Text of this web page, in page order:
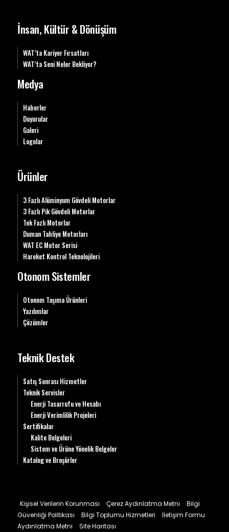
İnsan, Kültür & Dönüşüm
WAT’ta Kariyer Fırsatları
WAT’ta Seni Neler Bekliyor?
Medya
Haberler
Duyurular
Galeri
Logolar
Ürünler
3 Fazlı Alüminyum Gövdeli Motorlar
3 Fazlı Pik Gövdeli Motorlar
Tek Fazlı Motorlar
Duman Tahliye Motorları
WAT EC Motor Serisi
Hareket Kontrol Teknolojileri
Otonom Sistemler
Otonom Taşıma Ürünleri
Yazılımlar
Çözümler
Teknik Destek
Satış Sonrası Hizmetler
Teknik Servisler
Enerji Tasarrufu ve Hesabı
Enerji Verimlilik Projeleri
Sertifikalar
Kalite Belgeleri
Sistem ve Ürüne Yönelik Belgeler
Katalog ve Broşürler
Kişisel Verilerin Korunması Çerez Aydınlatma Metni
Bilgi
Güvenliği Politikası
Bilgi Toplumu Hizmetleri
İletişim Formu
Aydınlatma Metni
Site Haritası